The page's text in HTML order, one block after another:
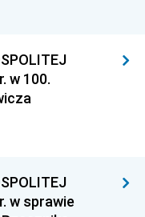
w 100.
w sprawie